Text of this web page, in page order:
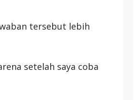
tersebut lebih
setelah saya coba